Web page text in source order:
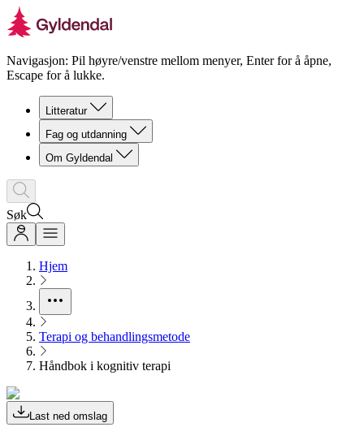
Navigasjon: Pil høyre/venstre mellom menyer, Enter for å åpne,
Escape for å lukke.
Litteratur
Fag og utdanning
Om Gyldendal
Søk
Hjem
Terapi og behandlingsmetode
Håndbok i kognitiv terapi
Last ned omslag